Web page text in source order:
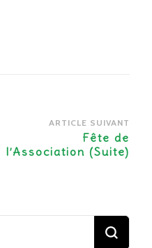
ARTICLE SUIVANT
Fête de
l’Association (Suite)